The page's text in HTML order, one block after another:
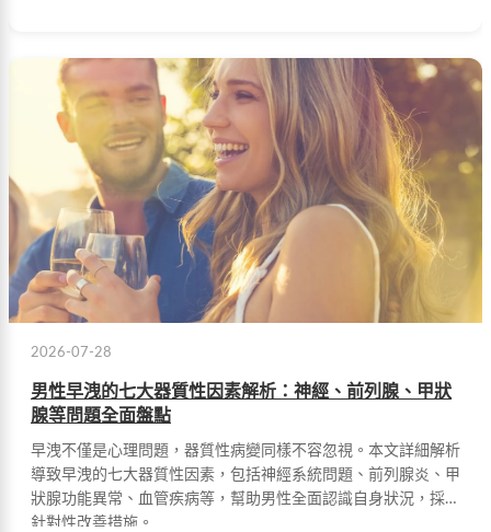
2026-07-28
男性早洩的七大器質性因素解析：神經、前列腺、甲狀
腺等問題全面盤點
早洩不僅是心理問題，器質性病變同樣不容忽視。本文詳細解析
導致早洩的七大器質性因素，包括神經系統問題、前列腺炎、甲
狀腺功能異常、血管疾病等，幫助男性全面認識自身狀況，採取
針對性改善措施。